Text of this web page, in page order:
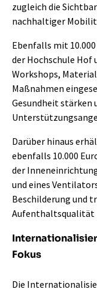
zugleich die
nachhaltiger
Ebenfalls mit
der Hochschule
Workshops,
Maßnahmen
Gesundheit stärken
Darüber hinaus
ebenfalls 10.000
der
und eines
Beschilderung und
Aufenthaltsqualität
Fokus
Die